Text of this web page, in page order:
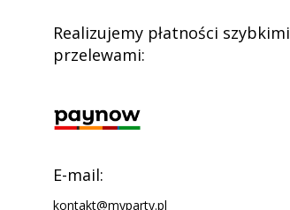
Realizujemy płatności szybkimi
przelewami:
E-mail:
kontakt@myparty.pl